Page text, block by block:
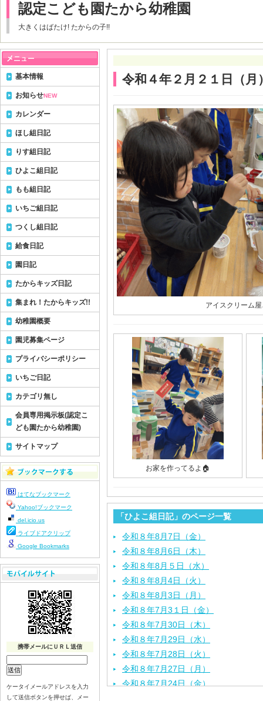
認定こども園たから幼稚園
大きくはばたけ! たからの子!!
令和４年２月２１日（月
アイスクリーム
お家を作ってるよ🏠
「ひよこ組日記」のページ一覧
令和８年8月7日（金）
令和８年8月6日（木）
令和８年8月５日（水）
令和８年8月4日（火）
令和８年8月3日（月）
令和８年7月3１日（金）
令和８年7月30日（木）
令和８年7月29日（水）
令和８年7月28日（火）
令和８年7月27日（月）
令和８年7月24日（金）
基本情報
お知らせNEW
カレンダー
ほし組日記
りす組日記
ひよこ組日記
もも組日記
いちご組日記
つくし組日記
給食日記
園日記
たからキッズ日記
集まれ！たからキッズ!!
幼稚園概要
園児募集ページ
プライバシーポリシー
いちご日記
カテゴリ無し
会員専用掲示板(認定こ
ども園たから幼稚園)
サイトマップ
はてなブックマーク
Yahoo!ブックマーク
del.icio.us
ライブドアクリップ
Google Bookmarks
携帯メールにＵＲＬ送信
ケータイメールアドレスを入力
して送信ボタンを押せば、メー